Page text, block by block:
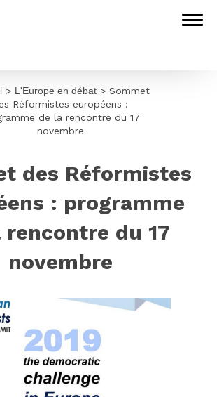
> L'Europe en débat > Sommet
Réformistes européens :
de la rencontre du 17
novembre
des Réformistes
: programme
rencontre du 17
novembre